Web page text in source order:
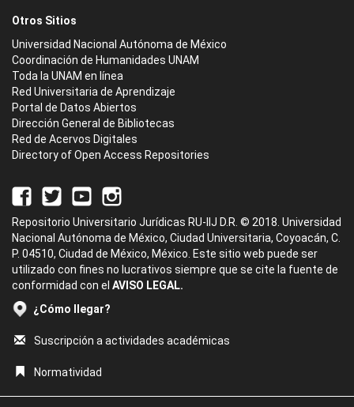
Otros Sitios
Universidad Nacional Autónoma de México
Coordinación de Humanidades UNAM
Toda la UNAM en línea
Red Universitaria de Aprendizaje
Portal de Datos Abiertos
Dirección General de Bibliotecas
Red de Acervos Digitales
Directory of Open Access Repositories
Repositorio Universitario Jurídicas RU-IIJ D.R. © 2018. Universidad
Nacional Autónoma de México, Ciudad Universitaria, Coyoacán, C.
P. 04510, Ciudad de México, México. Este sitio web puede ser
utilizado con fines no lucrativos siempre que se cite la fuente de
conformidad con el AVISO LEGAL.
¿Cómo llegar?
Suscripción a actividades académicas
Normatividad